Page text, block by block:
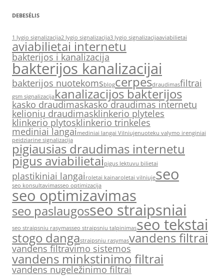
DEBESĖLIS
1 lygio signalizacija2 lygio signalizacija3 lygio signalizacijaaviabilietai
aviabilietai internetu
bakterijos i kanalizacija
bakterijos kanalizacijai
bakterijos nuotekomsblogcerpesdraudimasfiltrai
gsm signalizacijakanalizacijos bakterijos
kasko draudimaskasko draudimas internetu
kelionių draudimasklinkerio plyteles
klinkerio plytosklinkerio trinkeles
mediniai langai mediniai langai Vilniujenuoteku valymo irenginiai
peidziarine signalizacija
pigiausias draudimas internetu
pigus aviabilietaipigus lektuvu bilietai
plastikiniai langai roletai kainaroletai vilniujeseo
seo konsultavimasseo optimizacija
seo optimizavimas
seo paslaugosseo straipsniai
seo straipsniu rasymasseo straipsniu talpinimasseo tekstai
stogo dangastraipsniu rasymasvandens filtrai
vandens filtravimo sistemos
vandens minkstinimo filtrai
vandens nugeležinimo filtrai